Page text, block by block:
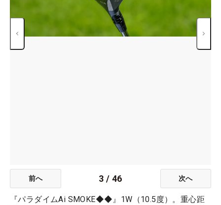
前へ 3 / 46 次へ
『パラダイムAi SMOKE◆◆』1W（10.5度）。重心距